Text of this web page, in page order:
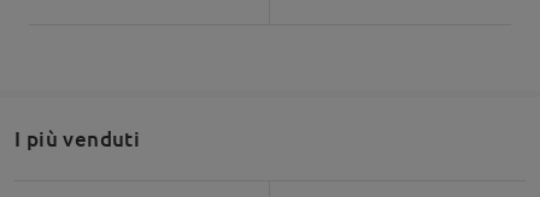
I più venduti